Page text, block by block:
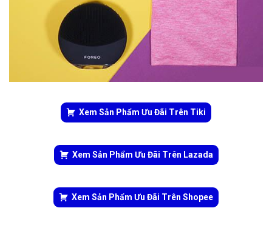
Xem Sản Phẩm Ưu Đãi Trên Tiki
Xem Sản Phẩm Ưu Đãi Trên Lazada
Xem Sản Phẩm Ưu Đãi Trên Shopee